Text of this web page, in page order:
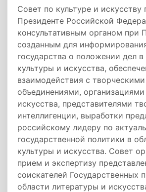
Совет по культуре и искусству
Президенте Российской
консультативным органом при
созданным для
государства о положении дел
культуры и искусства,
взаимодействия с творческими
объединениями,
искусства, представителями
интеллигенции, выработки
российскому лидеру по
государственной политики в
культуры и искусства. Совет
прием и экспертизу
соискателей Государственных
области литературы и